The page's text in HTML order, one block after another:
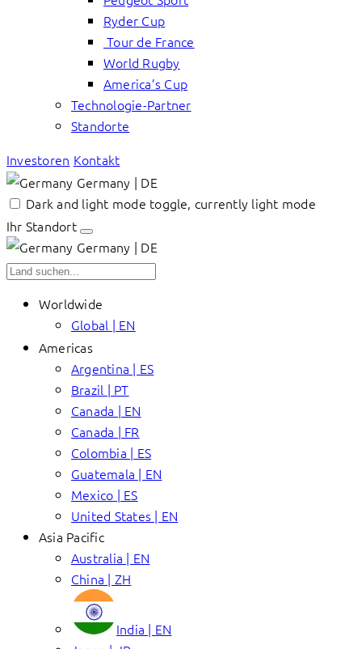
Ryder Cup
Tour de France
World Rugby
America’s Cup
Technologie-Partner
Standorte
Investoren Kontakt
Germany | DE
Dark and light mode toggle, currently light mode
Ihr Standort
Germany | DE
Worldwide
Global | EN
Americas
Argentina | ES
Brazil | PT
Canada | EN
Canada | FR
Colombia | ES
Guatemala | EN
Mexico | ES
United States | EN
Asia Pacific
Australia | EN
China | ZH
India | EN